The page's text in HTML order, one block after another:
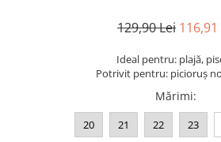
129,90 Lei 116,91
Ideal pentru: plajă,
Potrivit pentru: picioruș
Mărimi:
20 21 22 23